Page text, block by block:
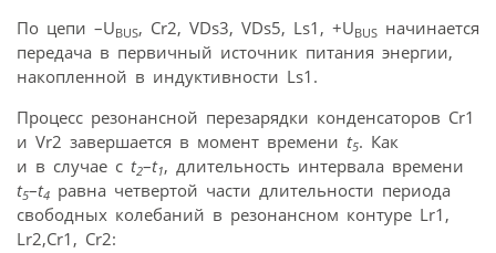
По цепи –UBUS, Cr2, VDs3, VDs5, Ls1, +UBUS начинается
передача в первичный источник питания энергии,
накопленной в индуктивности Ls1.
Процесс резонансной перезарядки конденсаторов Cr1
и Vr2 завершается в момент времени t5. Как
и в случае с t2–t1, длительность интервала времени
t5–t4 равна четвертой части длительности периода
свободных колебаний в резонансном контуре Lr1,
Lr2,Cr1, Cr2: